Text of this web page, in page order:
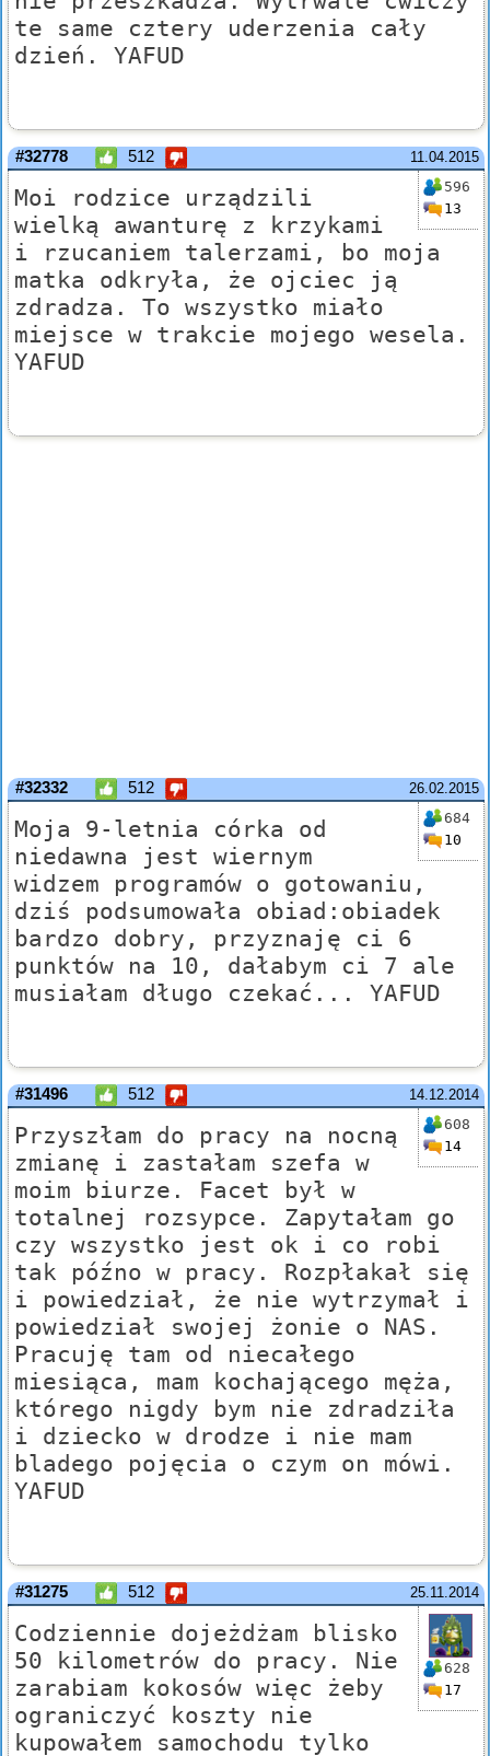
te same cztery uderzenia cały
dzień. YAFUD
11.04.2015
#32778 512
596
13
Moi rodzice urządzili
wielką awanturę z krzykami
i rzucaniem talerzami, bo moja
matka odkryła, że ojciec ją
zdradza. To wszystko miało
miejsce w trakcie mojego wesela.
YAFUD
26.02.2015
#32332 512
684
10
Moja 9-letnia córka od
niedawna jest wiernym
widzem programów o gotowaniu,
dziś podsumowała obiad:obiadek
bardzo dobry, przyznaję ci 6
punktów na 10, dałabym ci 7 ale
musiałam długo czekać... YAFUD
14.12.2014
#31496 512
608
14
Przyszłam do pracy na nocną
zmianę i zastałam szefa w
moim biurze. Facet był w
totalnej rozsypce. Zapytałam go
czy wszystko jest ok i co robi
tak późno w pracy. Rozpłakał się
i powiedział, że nie wytrzymał i
powiedział swojej żonie o NAS.
Pracuję tam od niecałego
miesiąca, mam kochającego męża,
którego nigdy bym nie zdradziła
i dziecko w drodze i nie mam
bladego pojęcia o czym on mówi.
YAFUD
25.11.2014
#31275 512
628
17
Codziennie dojeżdżam blisko
50 kilometrów do pracy. Nie
zarabiam kokosów więc żeby
ograniczyć koszty nie
kupowałem samochodu tylko